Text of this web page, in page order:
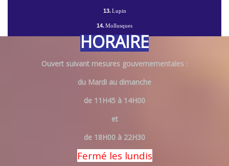
13.Lupin
14.Mollusques
HORAIRE
Ouvert suivant mesures gouvernementales :
du Mardi au dimanche
de 11H45 à 14H00
et
de 18H00 à 22H30
Fermé les lundis